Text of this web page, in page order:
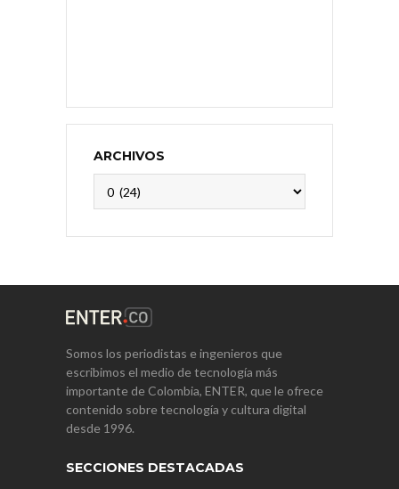
ARCHIVOS
Somos los periodistas e ingenieros que
escribimos el medio de tecnología más
importante de Colombia, ENTER, que le ofrece
contenido sobre tecnología y cultura digital
desde 1996.
SECCIONES DESTACADAS